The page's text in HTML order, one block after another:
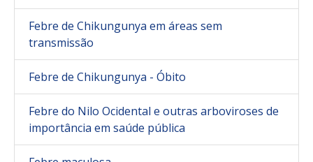
Febre de Chikungunya em áreas sem
transmissão
Febre de Chikungunya - Óbito
Febre do Nilo Ocidental e outras arboviroses de
importância em saúde pública